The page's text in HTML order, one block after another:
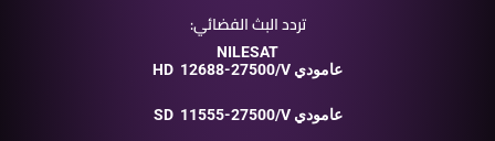
تردد البث الفضائي:
NILESAT
HD
12688-27500/V عامودي
SD 11555-27500/V عامودي